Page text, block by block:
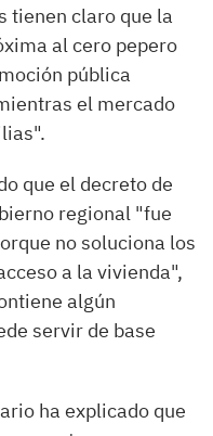
tienen claro que la
al cero pepero
pública
el mercado
que el decreto de
regional "fue
no soluciona los
a la vivienda",
algún
servir de base
ha explicado que